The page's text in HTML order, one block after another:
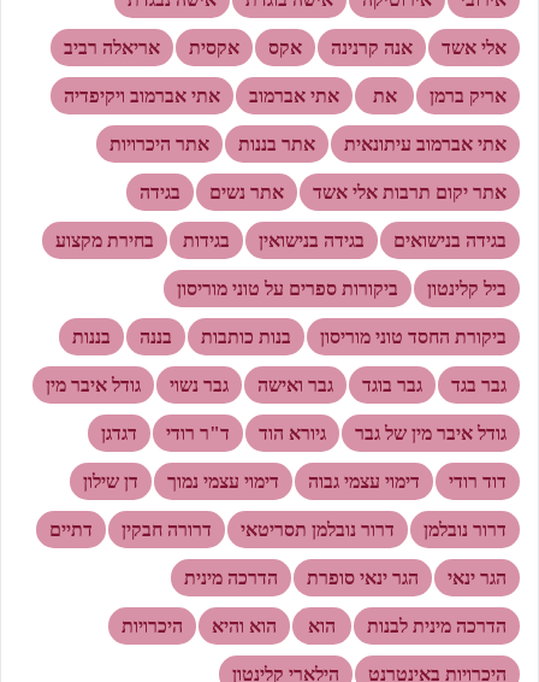
אלי אשד אנה קרנינה אקס אקסית אריאלה רביב
אריק ברמן את אתי אברמוב אתי אברמוב ויקיפדיה
אתי אברמוב עיתונאית אתר בננות אתר היכרויות
אתר יקום תרבות אלי אשד אתר נשים בגידה
בגידה בנישואים בגידה בנישואין בגידות בחירת מקצוע
ביל קלינטון ביקורות ספרים על טוני מוריסון
ביקורת החסד טוני מוריסון בנות כותבות בננה בננות
גבר בגד גבר בוגד גבר ואישה גבר נשוי גודל איבר מין
גודל איבר מין של גבר גיורא הוד ד"ר רודי דגדגן
דוד רודי דימוי עצמי גבוה דימוי עצמי נמוך דן שילון
דרור נובלמן דרור נובלמן תסריטאי דרורה חבקין דתיים
הגר ינאי הגר ינאי סופרת הדרכה מינית
הדרכה מינית לבנות הוא הוא והיא היכרויות
היכרויות באינטרנט הילארי קלינטון